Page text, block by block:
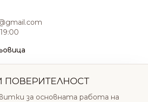
ПОВЕРИТЕЛНОСТ
за основната работа на